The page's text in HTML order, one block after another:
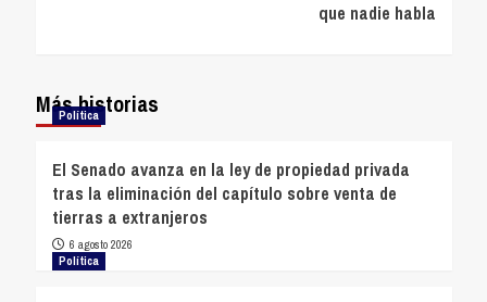
que nadie habla
Más historias
Política
El Senado avanza en la ley de propiedad privada
tras la eliminación del capítulo sobre venta de
tierras a extranjeros
6 agosto 2026
Política